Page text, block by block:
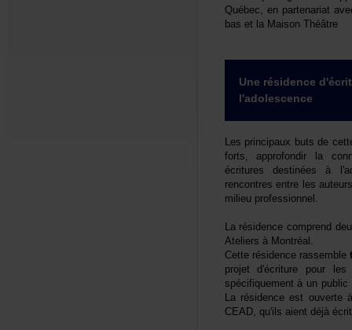
basetlaMaisonThéâtre
l'adolescence
milieuprofessionnel.
AteliersàMontréal.
Cetterésidencerassemble